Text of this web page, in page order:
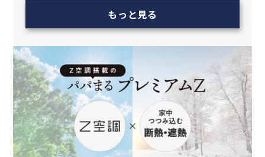
もっと見る